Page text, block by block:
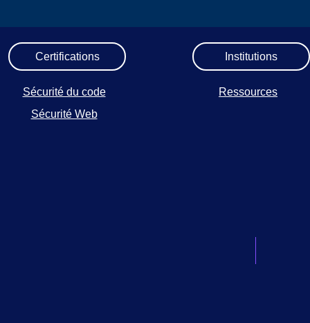
Certifications
Sécurité du code
Sécurité Web
Institutions
Ressources